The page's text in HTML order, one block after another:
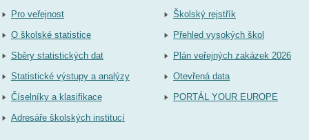
Pro veřejnost
O školské statistice
Sběry statistických dat
Statistické výstupy a analýzy
Číselníky a klasifikace
Adresáře školských institucí
Školský rejstřík
Přehled vysokých škol
Plán veřejných zakázek 2026
Otevřená data
PORTÁL YOUR EUROPE